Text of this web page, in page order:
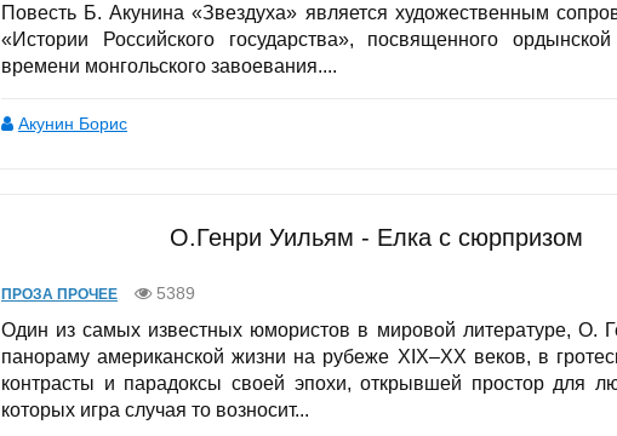
Повесть Б. Акунина «Звездуха» является художественным
«Истории Российского государства», посвященного
времени монгольского завоевания....
Акунин Борис
О.Генри Уильям - Елка с сюрпризом
ПРОЗА ПРОЧЕЕ 5389
Один из самых известных юмористов в мировой литературе, О.
панораму американской жизни на рубеже XIX–XX веков, в
контрасты и парадоксы своей эпохи, открывшей простор для
которых игра случая то возносит...